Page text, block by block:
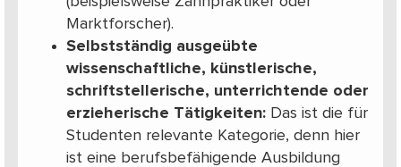
Marktforscher).
Selbstständig ausgeübte
wissenschaftliche, künstlerische,
schriftstellerische, unterrichtende oder
erzieherische Tätigkeiten: Das ist die für
Studenten relevante Kategorie, denn hier
ist eine berufsbefähigende Ausbildung